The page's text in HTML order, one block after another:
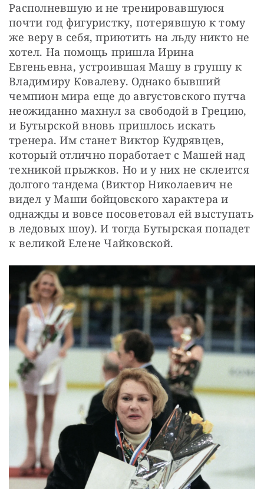
Располневшую и не тренировавшуюся
почти год фигуристку, потерявшую к тому
же веру в себя, приютить на льду никто не
хотел. На помощь пришла Ирина
Евгеньевна, устроившая Машу в группу к
Владимиру Ковалеву. Однако бывший
чемпион мира еще до августовского путча
неожиданно махнул за свободой в Грецию,
и Бутырской вновь пришлось искать
тренера. Им станет Виктор Кудрявцев,
который отлично поработает с Машей над
техникой прыжков. Но и у них не склеится
долгого тандема (Виктор Николаевич не
видел у Маши бойцовского характера и
однажды и вовсе посоветовал ей выступать
в ледовых шоу). И тогда Бутырская попадет
к великой Елене Чайковской.